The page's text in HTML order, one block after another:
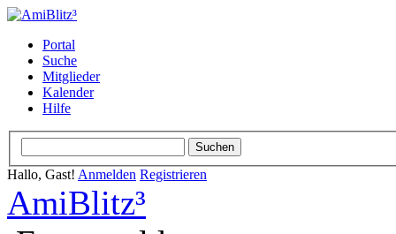
Portal
Suche
Mitglieder
Kalender
Hilfe
Hallo, Gast! Anmelden Registrieren
AmiBlitz³